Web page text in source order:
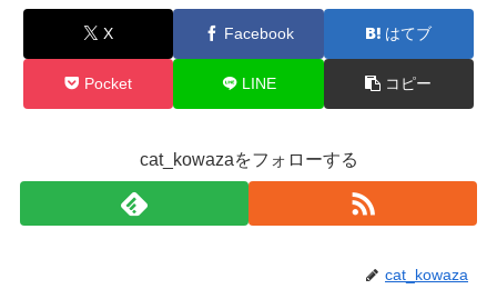
X Facebook はてブ
Pocket LINE コピー
cat_kowazaをフォローする
cat_kowaza